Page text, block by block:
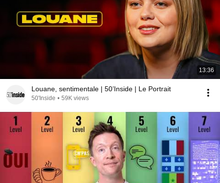
13:36
Louane, sentimentale | 50’Inside | Le Portrait
50'Inside • 59K views